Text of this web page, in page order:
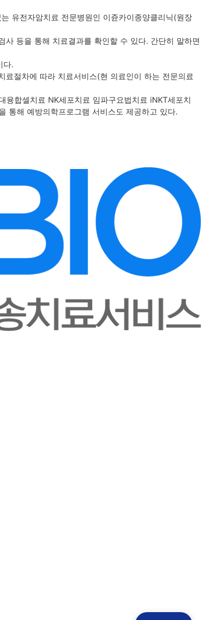
유전자암치료 전문병원인 이쥰카이종양클리닉(원장
등을 통해 치료결과를 확인할 수 있다. 간단히 말하면
다.
절차에 따라 치료서비스(현 의료인이 하는 전문의료
합셀치료 NK세포치료 임파구요법치료 iNKT세포치
통해 예방의학프로그램 서비스도 제공하고 있다.